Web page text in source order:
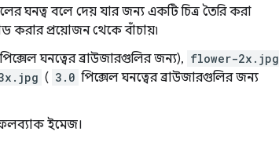
ঘনত্ব বলে দেয় যার জন্য একটি চিত্র তৈরি করা
করার প্রয়োজন থেকে বাঁচায়৷
পিক্সেল ঘনত্বের ব্রাউজারগুলির জন্য), flower-2x.jpg
( 3.0 পিক্সেল ঘনত্বের ব্রাউজারগুলির জন্য
ইমেজ।